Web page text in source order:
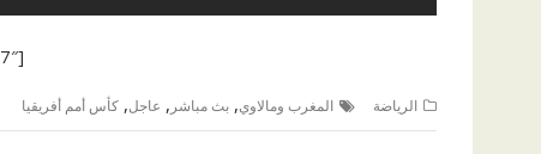
[ad id=”87287″]
الرياضة المغرب ومالاوي, بث مباشر , عاجل, كأس أمم أفريقيا